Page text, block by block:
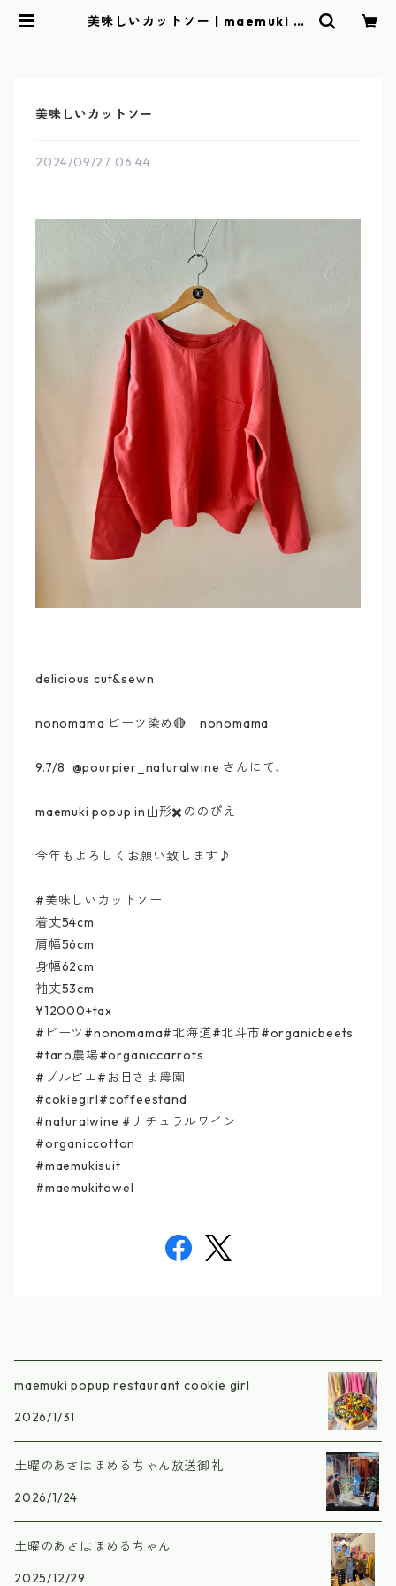
美味しいカットソー | maemuki to
美味しいカットソー
2024/09/27 06:44
delicious cut&sewn
nonomama ビーツ染め🔴 nonomama
9.7/8 @pourpier_naturalwine さんにて、
maemuki popup in山形✖️ののぴえ
今年もよろしくお願い致します♪
#美味しいカットソー
着丈54cm
肩幅56cm
身幅62cm
袖丈53cm
¥12000+tax
#ビーツ#nonomama#北海道#北斗市#organicbeets
#taro農場#organiccarrots
#プルピエ#お日さま農園
#cokiegirl#coffeestand
#naturalwine #ナチュラルワイン
#organiccotton
#maemukisuit
#maemukitowel
maemuki popup restaurant cookie girl
2026/1/31
土曜のあさはほめるちゃん放送御礼
2026/1/24
土曜のあさはほめるちゃん
2025/12/29